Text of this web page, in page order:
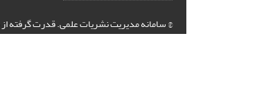
© سامانه مدیریت نشریات علمی.قدرت گرفته از